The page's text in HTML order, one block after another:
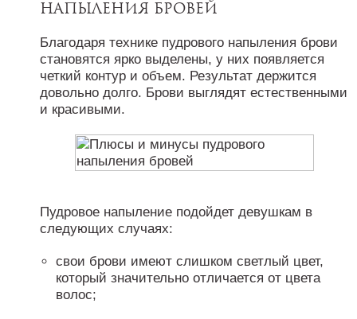
напыления бровей
Благодаря технике пудрового напыления брови
становятся ярко выделены, у них появляется
четкий контур и объем. Результат держится
довольно долго. Брови выглядят естественными
и красивыми.
Пудровое напыление подойдет девушкам в
следующих случаях:
свои брови имеют слишком светлый цвет,
который значительно отличается от цвета
волос;